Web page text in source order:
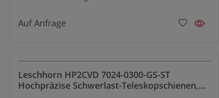
Vibrationsfestigkeit. Speziell für den beidseitigen Auszug
konzipiert.
Auf Anfrage
Leschhorn HP2CVD 7024-0300-GS-ST
Hochpräzise Schwerlast-Teleskopschienen,